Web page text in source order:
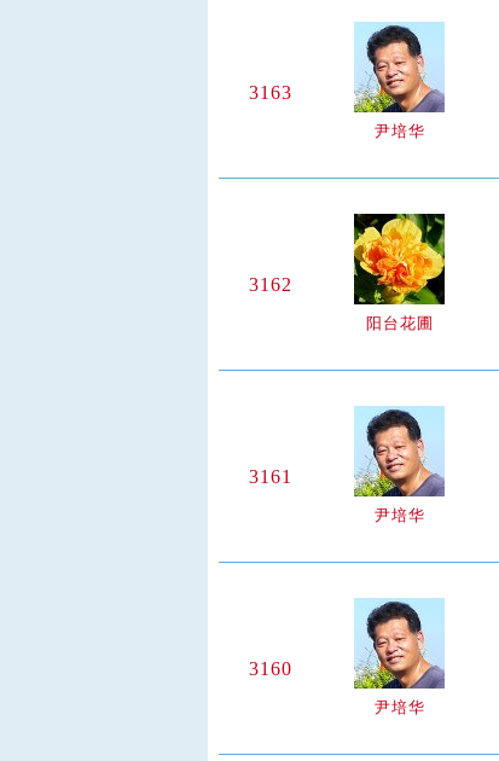
3163
尹培华
3162
阳台花圃
3161
尹培华
3160
尹培华